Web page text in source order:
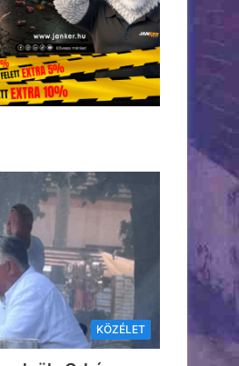
KÖZÉLET